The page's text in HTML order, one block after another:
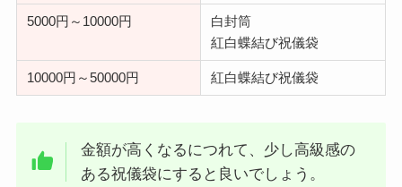
5000円～10000円
白封筒
紅白蝶結び祝儀袋
10000円～50000円 紅白蝶結び祝儀袋
金額が高くなるにつれて、少し高級感の
ある祝儀袋にすると良いでしょう。